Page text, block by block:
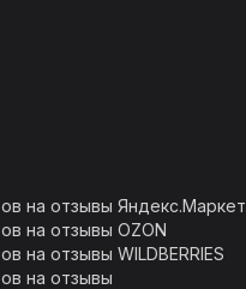
на отзывы Яндекс.Маркет
на отзывы OZON
на отзывы WILDBERRIES
на отзывы